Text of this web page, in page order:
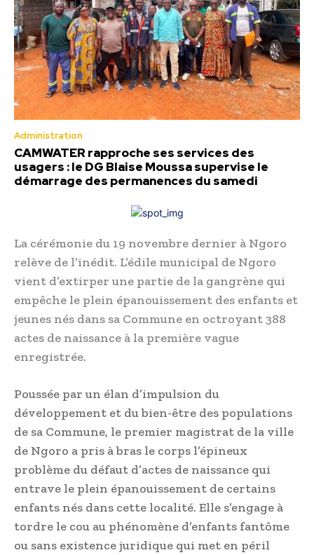
Administration
CAMWATER rapproche ses services des
usagers : le DG Blaise Moussa supervise le
démarrage des permanences du samedi
La cérémonie du 19 novembre dernier à Ngoro
relève de l’inédit. L’édile municipal de Ngoro
vient d’extirper une partie de la gangrène qui
empêche le plein épanouissement des enfants et
jeunes nés dans sa Commune en octroyant 388
actes de naissance à la première vague
enregistrée.
Poussée par un élan d’impulsion du
développement et du bien-être des populations
de sa Commune, le premier magistrat de la ville
de Ngoro a pris à bras le corps l’épineux
problème du défaut d’actes de naissance qui
entrave le plein épanouissement de certains
enfants nés dans cette localité. Elle s’engage à
tordre le cou au phénomène d’enfants fantôme
ou sans existence juridique qui met en péril